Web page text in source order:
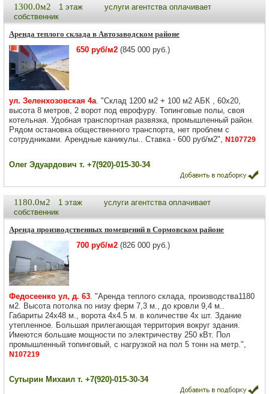
1300.0м2 1 этаж
услуги агентства оплачивает
собственник
Аренда теплого склада в Автозаводском районе
650 руб/м2 (845 000 руб.)
ул. Зеленхозовская 4а. "Склад 1200 м2 + 100 м2 АБК , 60х20,
высота 8 метров, 2 ворот под еврофуру. Топинговые полы, своя
котельная. Удобная транспортная развязка, промышленный район.
Рядом остановка общественного транспорта, нет проблем с
сотрудниками. Арендные каникулы.. Ставка - 600 руб/м2", N107729
Олег Эдуардович т. +7(920)-015-30-34
1180.0м2 1 этаж
услуги агентства оплачивает
собственник
Аренда производственных помещений в Сормовском районе
700 руб/м2 (826 000 руб.)
Федосеенко ул, д. 63. "Аренда теплого склада, производства1180
м2. Высота потолка по низу ферм 7,3 м., до кровли 9,4 м..
Габариты 24х48 м., ворота 4х4.5 м. в количестве 4х шт. Здание
утепленное. Большая прилегающая территория вокруг здания.
Имеются большие мощности по электричеству 250 кВт. Пол
промышленный топинговый, с нагрузкой на пол 5 тонн на метр.",
N107219
Сутырин Михаил т. +7(920)-015-30-34